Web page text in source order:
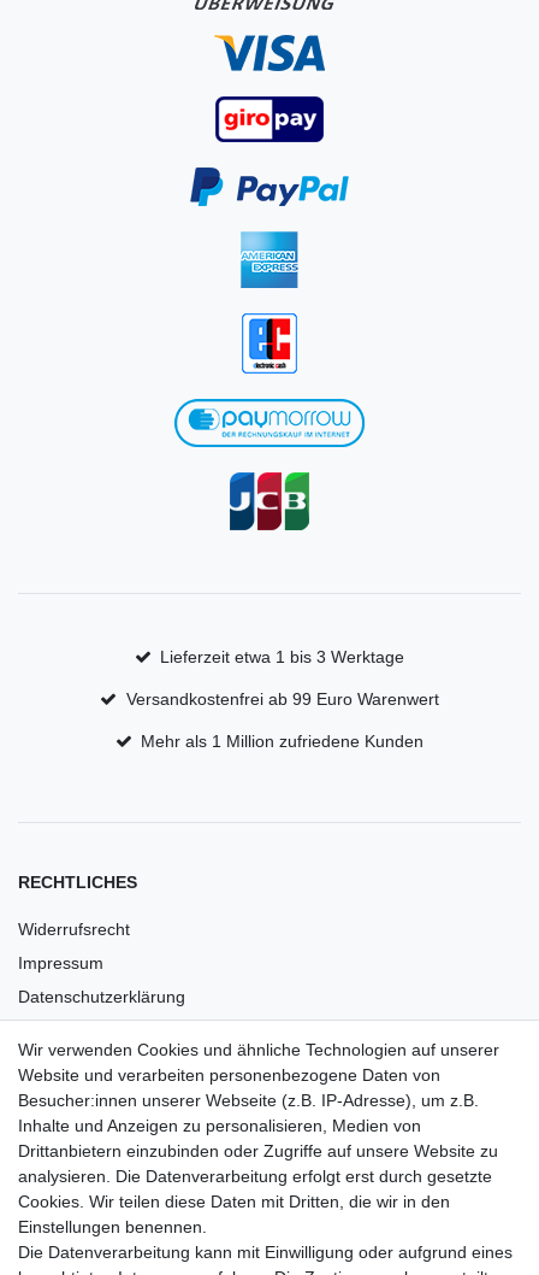
Lieferzeit etwa 1 bis 3 Werktage
Versandkostenfrei ab 99 Euro Warenwert
Mehr als 1 Million zufriedene Kunden
RECHTLICHES
Widerrufsrecht
Impressum
Datenschutzerklärung
Barrierefreiheit
Anleitungen
Vertrag widerrufen
PARTNER
Wir verwenden Cookies und ähnliche Technologien auf unserer
Website und verarbeiten personenbezogene Daten von
Besucher:innen unserer Webseite (z.B. IP-Adresse), um z.B.
Inhalte und Anzeigen zu personalisieren, Medien von
Drittanbietern einzubinden oder Zugriffe auf unsere Website zu
analysieren. Die Datenverarbeitung erfolgt erst durch gesetzte
Cookies. Wir teilen diese Daten mit Dritten, die wir in den
Einstellungen benennen.
Die Datenverarbeitung kann mit Einwilligung oder aufgrund eines